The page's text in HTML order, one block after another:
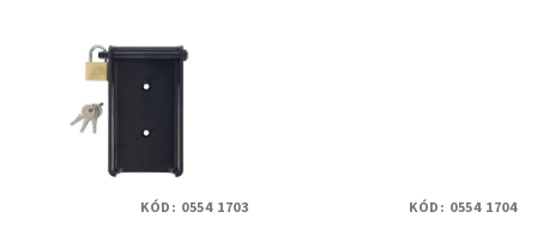
KÓD: 0554 1703 KÓD: 0554 1704